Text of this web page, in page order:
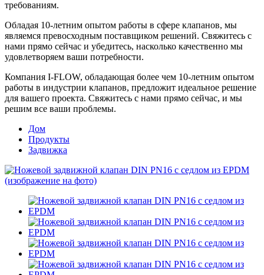
требованиям.
Обладая 10-летним опытом работы в сфере клапанов, мы
являемся превосходным поставщиком решений. Свяжитесь с
нами прямо сейчас и убедитесь, насколько качественно мы
удовлетворяем ваши потребности.
Компания I-FLOW, обладающая более чем 10-летним опытом
работы в индустрии клапанов, предложит идеальное решение
для вашего проекта. Свяжитесь с нами прямо сейчас, и мы
решим все ваши проблемы.
Дом
Продукты
Задвижка